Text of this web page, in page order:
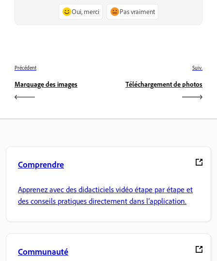
Oui, merci Pas vraiment
Précédent
Marquage des images
Suiv.
Téléchargement de photos
Comprendre
Apprenez avec des didacticiels vidéo étape par étape et
des conseils pratiques directement dans l’application.
Communauté